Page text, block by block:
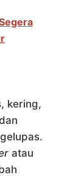
kering,
atau